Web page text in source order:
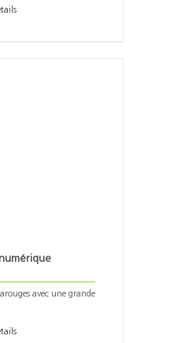
avec une grande